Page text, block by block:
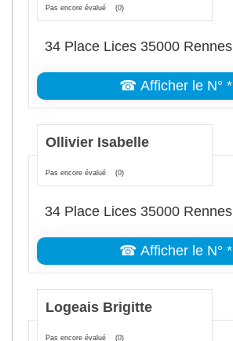
Pas encore évalué (0)
34 Place Lices 35000 Rennes
☎ Afficher le N° *
Ollivier Isabelle
Pas encore évalué (0)
34 Place Lices 35000 Rennes
☎ Afficher le N° *
Logeais Brigitte
Pas encore évalué (0)